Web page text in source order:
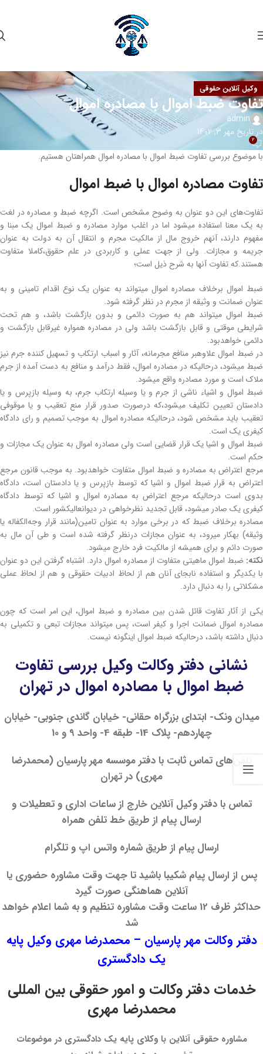
وکیل آنلاین حقوقی
تفاوت ضبط اموال با مصادره اموال
admin
در تاریخ مهر 3, 1402
2
با موضوع بررسی تفاوت ضبط اموال با مصادره اموال همراهتان هستیم.
تفاوت مصادره اموال با ضبط اموال
تفاوت‌های این دو عنوان به وضوح مشخص است. اگرچه ضبط و مصادره در لغت
به یک معنا استفاده می­شود اما در اغلب موارد مصادره و ضبط اموال یک مبنا و
مفهوم دارند، آن­هم خروج مال از مالکیت مجرم و انتقال آن به دولت به عنوان
جریمه و مجازات. ولی از جهت عملی و کاربردی در علم حقوق،کاملا متفاوت
هستند.که تفاوت آن­ها به شرح ذیل است؛
ضبط اموال برخلاف مصادره اموال می­تواند به عنوان یک نوع اقدام تامینی و به
عنوان ضمانت و وثیقه از مجرم در نظر گرفته شود.
ضبط اموال می­تواند هم به صورت دائمی و بدون بازگشت باشد، و هم تحت
شرایطی موقتی و قابل بازگشت باشد ولی در مصادره همواره غیرقابل بازگشت و
دائمی خواهدبود.
در ضبط اموال علاوه­بر منافع مجرمانه، آثار و اسباب ارتکاب و تسهیل کننده جرم نیز
ضبط می­شود، درحالی­که در مصادره اموال، فقط درآمد و منافع به دست آمده از جرم
ملاک است و مورد مصادره واقع می­شود.
ضبط اموال و اشیاء ناشی از جرم و یا وسیله ارتکاب جرم، به وسیله بازپرس و یا
دادستان تعیین تکلیف می­شود،که درصورت صدور قرار منع تعقیب و یا موقوفی
تعقیب باید مشخص شود، درحالی­که مصادره اموال به موجب تصمیم و رای دادگاه
کیفری یک است.
ضبط اموال و اشیا یک قرار قضایی است ولی مصادره اموال به عنوان یک مجازات و
حکم است.
مرجع اعتراض به مصادره و ضبط اموال متفاوت خواهدبود. به موجب قانون مرجع
اعتراض به قرار ضبط اموال و اشیا که توسط بازپرس و یا دادستان است، دادگاه
بدوی است درحالی­که مرجع اعتراض به مصادره اموال و اشیا که توسط دادگاه
کیفری یک صادر می­شود، قابل تجدید نظرخواهی در دیوان­عالی­کشور است.
مصادره برخلاف ضبط که در برخی موارد به عنوان تامین(مانند قرار وجه‌الکفاله یا
وثیقه) به­کار می­رود، به عنوان مجازات درنظر گرفته شده است و طی آن مال به
صورت دائم و برای همیشه از مالکیت فرد خارج می­شود.
نکته: ضبط اموال ماهیتی متفاوت از مصادره اموال دارد. اشتباه گرفتن این دو عنوان
با یکدیگر و استفاده نابجای آنان هم از لحاظ ادبیات حقوقی و هم از لحاظ عملی
مشکلاتی را به دنبال دارد.
یکی از آثار تفاوت قائل شدن بین مصادره و ضبط اموال، این امر است که چون
مصادره اموال ضمانت اجرا و کیفر است، پس می­تواند مجازات تبعی و تکمیلی به
دنبال داشته باشد، درحالی­که ضبط اموال این­گونه نیست.
نشانی دفتر وکالت وکیل بررسی تفاوت
ضبط اموال با مصادره اموال در تهران
میدان ونک- ابتدای بزرگراه حقانی- خیابان گاندی جنوبی- خیابان
چهاردهم- پلاک 14- طبقه 4- واحد 9 و 10
تلفن‌های تماس ثابت با دفتر موسسه مهر پارسیان (محمدرضا
مهری) در تهران
تماس با دفتر وکیل آنلاین خارج از ساعات اداری و تعطیلات و
ارسال پیام از طریق خط تلفن همراه
ارسال پیام از طریق شماره واتس اپ و تلگرام
پس از ارسال پیام شکیبا باشید تا جهت وقت مشاوره حضوری یا
آنلاین هماهنگی صورت گیرد
حداکثر ظرف 12 ساعت وقت مشاوره تنظیم و به شما اعلام خواهد
شد
دفتر وکالت مهر پارسیان – محمدرضا مهری وکیل پایه
یک دادگستری
خدمات دفتر وکالت و امور حقوقی بین المللی
محمدرضا مهری
مشاوره حقوقی آنلاین با وکلای پایه یک دادگستری در موضوعات